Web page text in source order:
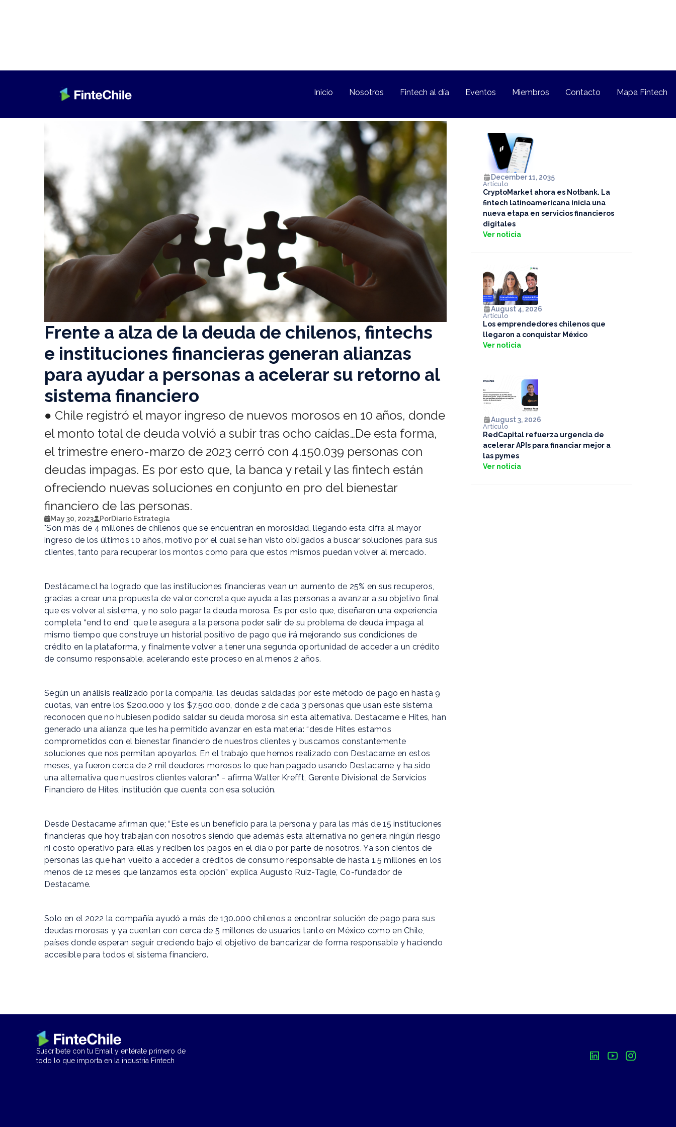
Inicio Nosotros Fintech al día Eventos Miembros Contacto Mapa Fintech
Frente a alza de la deuda de chilenos, fintechs
e instituciones financieras generan alianzas
para ayudar a personas a acelerar su retorno al
sistema financiero
● Chile registró el mayor ingreso de nuevos morosos en 10 años, donde
el monto total de deuda volvió a subir tras ocho caídas…De esta forma,
el trimestre enero-marzo de 2023 cerró con 4.150.039 personas con
deudas impagas. Es por esto que, la banca y retail y las fintech están
ofreciendo nuevas soluciones en conjunto en pro del bienestar
financiero de las personas.
May 30, 2023 PorDiario Estrategia
"Son más de 4 millones de chilenos que se encuentran en morosidad, llegando esta cifra al mayor
ingreso de los últimos 10 años, motivo por el cual se han visto obligados a buscar soluciones para sus
clientes, tanto para recuperar los montos como para que estos mismos puedan volver al mercado.
Destácame.cl ha logrado que las instituciones financieras vean un aumento de 25% en sus recuperos,
gracias a crear una propuesta de valor concreta que ayuda a las personas a avanzar a su objetivo final
que es volver al sistema, y no solo pagar la deuda morosa. Es por esto que, diseñaron una experiencia
completa “end to end” que le asegura a la persona poder salir de su problema de deuda impaga al
mismo tiempo que construye un historial positivo de pago que irá mejorando sus condiciones de
crédito en la plataforma, y finalmente volver a tener una segunda oportunidad de acceder a un crédito
de consumo responsable, acelerando este proceso en al menos 2 años.
Según un análisis realizado por la compañía, las deudas saldadas por este método de pago en hasta 9
cuotas, van entre los $200.000 y los $7.500.000, donde 2 de cada 3 personas que usan este sistema
reconocen que no hubiesen podido saldar su deuda morosa sin esta alternativa. Destacame e Hites, han
generado una alianza que les ha permitido avanzar en esta materia: “desde Hites estamos
comprometidos con el bienestar financiero de nuestros clientes y buscamos constantemente
soluciones que nos permitan apoyarlos. En el trabajo que hemos realizado con Destacame en estos
meses, ya fueron cerca de 2 mil deudores morosos lo que han pagado usando Destacame y ha sido
una alternativa que nuestros clientes valoran” - afirma Walter Krefft, Gerente Divisional de Servicios
Financiero de Hites, institución que cuenta con esa solución.
Desde Destacame afirman que; “Este es un beneficio para la persona y para las más de 15 instituciones
financieras que hoy trabajan con nosotros siendo que además esta alternativa no genera ningún riesgo
ni costo operativo para ellas y reciben los pagos en el día 0 por parte de nosotros. Ya son cientos de
personas las que han vuelto a acceder a créditos de consumo responsable de hasta 1.5 millones en los
menos de 12 meses que lanzamos esta opción” explica Augusto Ruiz-Tagle, Co-fundador de
Destacame.
Solo en el 2022 la compañía ayudó a más de 130.000 chilenos a encontrar solución de pago para sus
deudas morosas y ya cuentan con cerca de 5 millones de usuarios tanto en México como en Chile,
países donde esperan seguir creciendo bajo el objetivo de bancarizar de forma responsable y haciendo
accesible para todos el sistema financiero.
December 11, 2035
Artículo
CryptoMarket ahora es Notbank. La
fintech latinoamericana inicia una
nueva etapa en servicios financieros
digitales
Ver noticia
August 4, 2026
Artículo
Los emprendedores chilenos que
llegaron a conquistar México
Ver noticia
August 3, 2026
Artículo
RedCapital refuerza urgencia de
acelerar APIs para financiar mejor a
las pymes
Ver noticia
Suscríbete con tu Email y entérate primero de
todo lo que importa en la industria Fintech